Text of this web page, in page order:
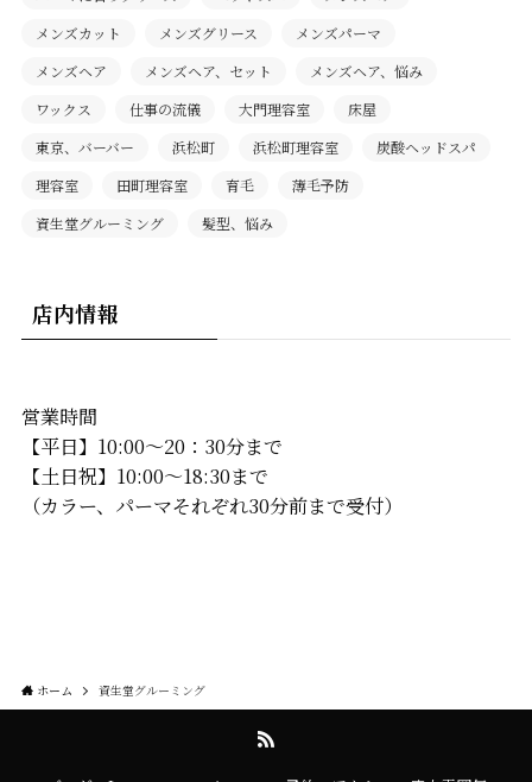
メンズカット
メンズグリース
メンズパーマ
メンズヘア
メンズヘア、セット
メンズヘア、悩み
ワックス
仕事の流儀 大門理容室
床屋
東京、バーバー
浜松町 浜松町理容室
炭酸ヘッドスパ
理容室
田町理容室 育毛
薄毛予防
資生堂グルーミング
髪型、悩み
店内情報
営業時間
【平日】10:00〜20：30分まで
【土日祝】10:00〜18:30まで
（カラー、パーマそれぞれ30分前まで受付）
ホーム 資生堂グルーミング